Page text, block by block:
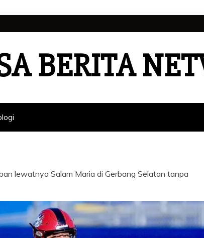
BERITA
lewatnya Salam Maria di Gerbang Selatan tanpa